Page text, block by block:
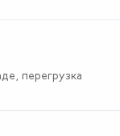
перегрузка